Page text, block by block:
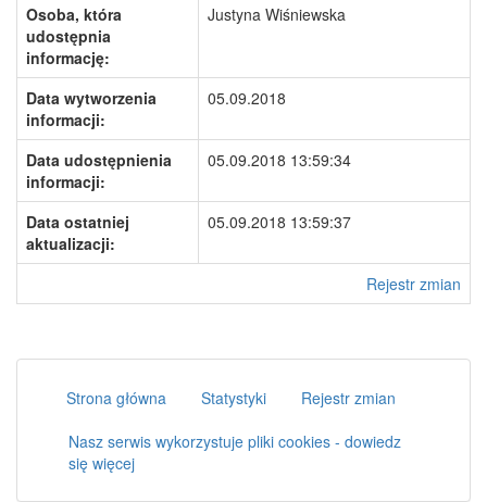
Osoba, która
udostępnia
informację:
Justyna Wiśniewska
Data wytworzenia
informacji:
05.09.2018
Data udostępnienia
informacji:
05.09.2018 13:59:34
Data ostatniej
aktualizacji:
05.09.2018 13:59:37
Rejestr zmian
Strona główna Statystyki
Rejestr zmian
Nasz serwis wykorzystuje pliki cookies - dowiedz
się więcej